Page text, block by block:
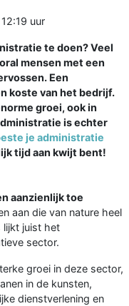
uur
te doen? Veel
mensen met een
Een
koste van het bedrijf.
groei, ook in
is echter
je administratie
tijd aan kwijt bent!
aanzienlijk toe
aan die van nature heel
lijkt juist het
sector.
groei in deze sector,
in de kunsten,
dienstverlening en